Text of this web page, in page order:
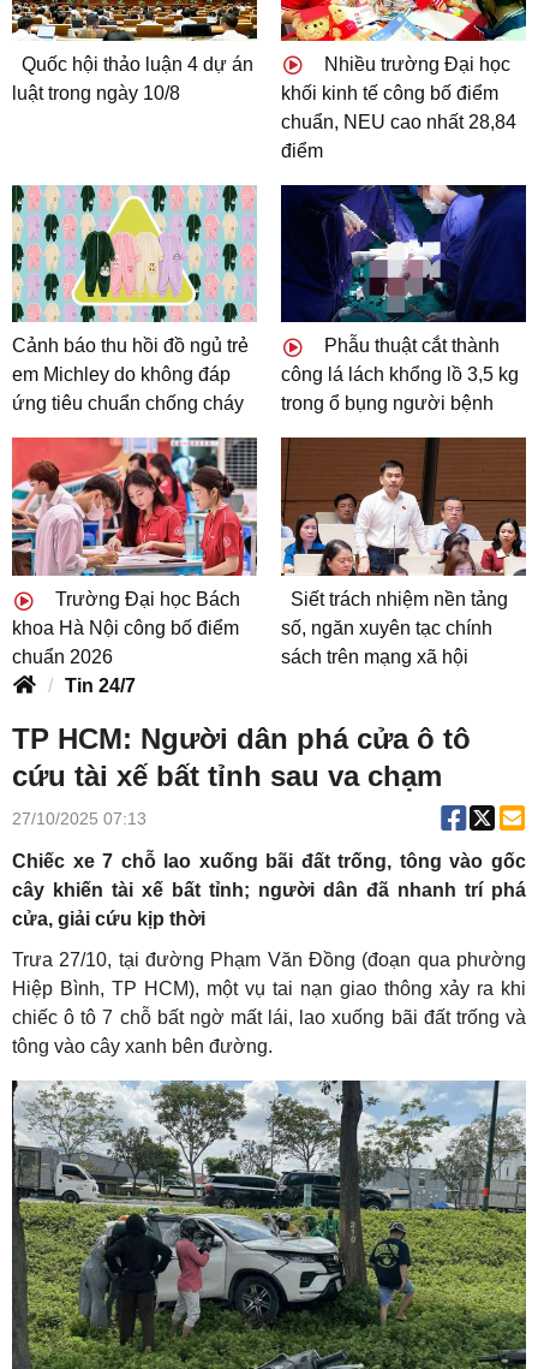
Quốc hội thảo luận 4 dự án
luật trong ngày 10/8
Nhiều trường Đại học
khối kinh tế công bố điểm
chuẩn, NEU cao nhất 28,84
điểm
Cảnh báo thu hồi đồ ngủ trẻ
em Michley do không đáp
ứng tiêu chuẩn chống cháy
Phẫu thuật cắt thành
công lá lách khổng lồ 3,5 kg
trong ổ bụng người bệnh
Trường Đại học Bách
khoa Hà Nội công bố điểm
chuẩn 2026
Siết trách nhiệm nền tảng
số, ngăn xuyên tạc chính
sách trên mạng xã hội
Tin 24/7
TP HCM: Người dân phá cửa ô tô
cứu tài xế bất tỉnh sau va chạm
27/10/2025 07:13
Chiếc xe 7 chỗ lao xuống bãi đất trống, tông vào gốc
cây khiến tài xế bất tỉnh; người dân đã nhanh trí phá
cửa, giải cứu kịp thời
Trưa 27/10, tại đường Phạm Văn Đồng (đoạn qua phường
Hiệp Bình, TP HCM), một vụ tai nạn giao thông xảy ra khi
chiếc ô tô 7 chỗ bất ngờ mất lái, lao xuống bãi đất trống và
tông vào cây xanh bên đường.